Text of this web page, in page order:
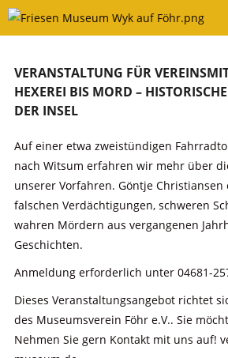
Skip
VERANSTALTUNG FÜR
HEXEREI BIS MORD –
DER INSEL
Auf einer etwa zweistündigen
nach Witsum erfahren wir mehr über
unserer Vorfahren. Göntje Christiansen
falschen Verdächtigungen, schweren
wahren Mördern aus vergangenen
Geschichten.
Anmeldung erforderlich unter 04681-
Dieses Veranstaltungsangebot richtet
des Museumsverein Föhr e.V.. Sie
Nehmen Sie gern Kontakt mit uns auf!